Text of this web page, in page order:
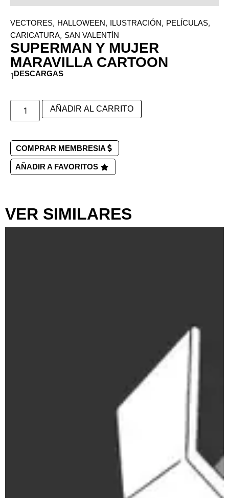
VECTORES, HALLOWEEN, ILUSTRACIÓN, PELÍCULAS,
CARICATURA, SAN VALENTÍN
SUPERMAN Y MUJER
MARAVILLA CARTOON
1DESCARGAS
AÑADIR AL CARRITO
COMPRAR MEMBRESIA
AÑADIR A FAVORITOS
VER SIMILARES